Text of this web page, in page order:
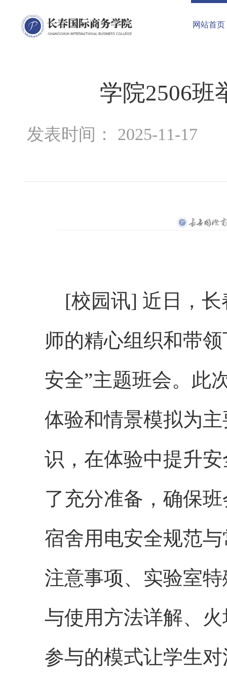
网站首页
学院2506班
发表时间： 2025-
[校园讯] 近日，长
师的精心组织和带
安全”主题班会。此
体验和情景模拟为
识，在体验中提升
了充分准备，确保
宿舍用电安全规范
注意事项、实验室
与使用方法详解、
参与的模式让学生